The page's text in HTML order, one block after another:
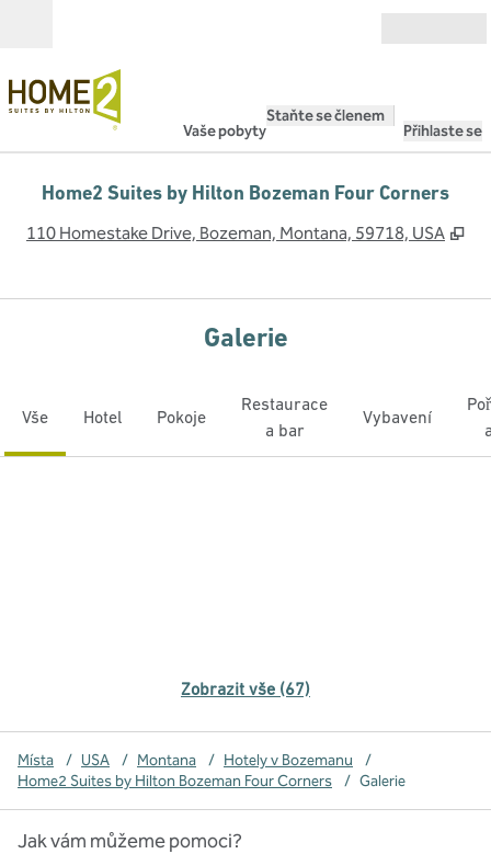
Vaše pobyty
Staňte se členem
Přihlaste se
Home2 Suites by Hilton Bozeman Four Corners
110 Homestake Drive, Bozeman, Montana, 59718, USA ,
Galerie
Vše Hotel Pokoje
Restaurace
a bar
Vybavení
Zobrazit vše (67)
Místa / USA / Montana / Hotely v Bozemanu
/
Home2 Suites by Hilton Bozeman Four Corners
/ Galerie
Jak vám můžeme pomoci?